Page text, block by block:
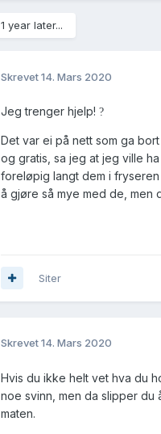
1 year later...
Skrevet14. Mars 2020
Jeg trenger hjelp! ?
Det var ei på nett som ga
og gratis, sa jeg at jeg ville
foreløpig langt dem i
å gjøre så mye med de, men
Siter
Skrevet14. Mars 2020
Hvis du ikke helt vet hva du
noe svinn, men da slipper
maten.